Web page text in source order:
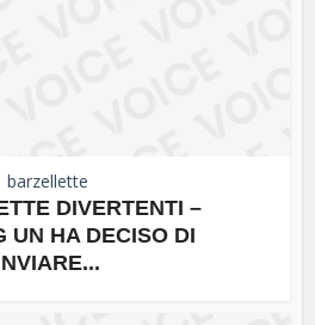
barzellette
DIVERTENTI –
UN HA DECISO DI